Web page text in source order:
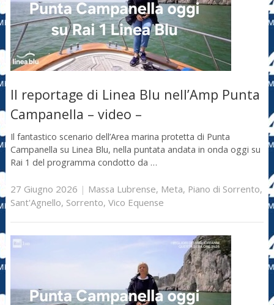
Il reportage di Linea Blu nell’Amp Punta
Campanella – video –
Il fantastico scenario dell’Area marina protetta di Punta
Campanella su Linea Blu, nella puntata andata in onda oggi su
Rai 1 del programma condotto da …
27 Giugno 2026 | Massa Lubrense, Meta, Piano di Sorrento,
Sant'Agnello, Sorrento, Vico Equense